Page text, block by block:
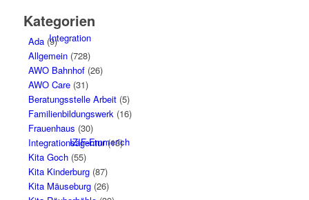
Integration
IZIF-Emmerich
Kategorien
Ada(9)
Allgemein(728)
AWO Bahnhof(26)
AWO Care(31)
Beratungsstelle Arbeit(5)
Familienbildungswerk(16)
Frauenhaus (30)
Integrationsagentur(13)
Kita Goch(55)
Kita Kinderburg(87)
Kita Mäuseburg(26)